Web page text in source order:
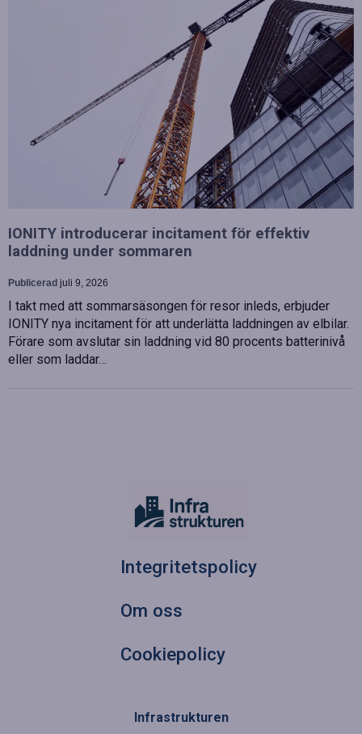
IONITY introducerar incitament för effektiv
laddning under sommaren
Publicerad juli 9, 2026
I takt med att sommarsäsongen för resor inleds, erbjuder
IONITY nya incitament för att underlätta laddningen av elbilar.
Förare som avslutar sin laddning vid 80 procents batterinivå
eller som laddar…
Integritetspolicy
Om oss
Cookiepolicy
Infrastrukturen